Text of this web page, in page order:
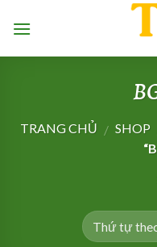
TRANG CHỦ / SHOP